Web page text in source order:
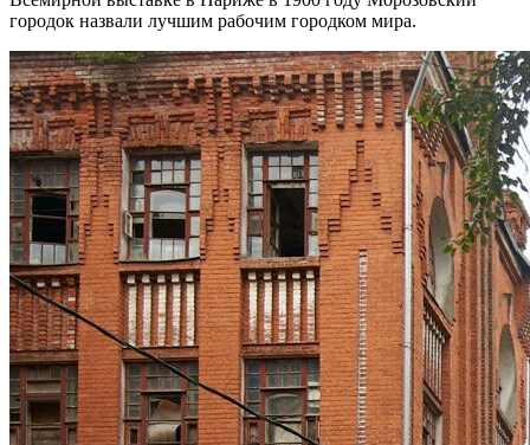
городок назвали лучшим рабочим городком мира.